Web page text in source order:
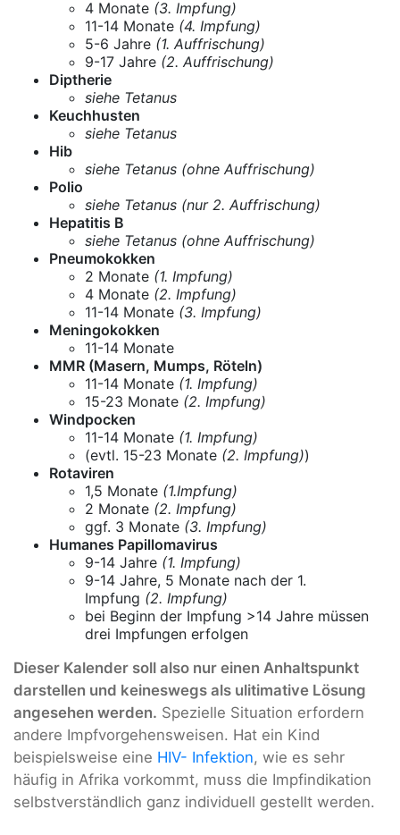
4 Monate (3. Impfung)
11-14 Monate (4. Impfung)
5-6 Jahre (1. Auffrischung)
9-17 Jahre (2. Auffrischung)
Diptherie
siehe Tetanus
Keuchhusten
siehe Tetanus
Hib
siehe Tetanus (ohne Auffrischung)
Polio
siehe Tetanus (nur 2. Auffrischung)
Hepatitis B
siehe Tetanus (ohne Auffrischung)
Pneumokokken
2 Monate (1. Impfung)
4 Monate (2. Impfung)
11-14 Monate (3. Impfung)
Meningokokken
11-14 Monate
MMR (Masern, Mumps, Röteln)
11-14 Monate (1. Impfung)
15-23 Monate (2. Impfung)
Windpocken
11-14 Monate (1. Impfung)
(evtl. 15-23 Monate (2. Impfung))
Rotaviren
1,5 Monate (1.Impfung)
2 Monate (2. Impfung)
ggf. 3 Monate (3. Impfung)
Humanes Papillomavirus
9-14 Jahre (1. Impfung)
9-14 Jahre, 5 Monate nach der 1.
Impfung (2. Impfung)
bei Beginn der Impfung >14 Jahre müssen
drei Impfungen erfolgen
Dieser Kalender soll also nur einen Anhaltspunkt
darstellen und keineswegs als ulitimative Lösung
angesehen werden. Spezielle Situation erfordern
andere Impfvorgehensweisen. Hat ein Kind
beispielsweise eine HIV- Infektion, wie es sehr
häufig in Afrika vorkommt, muss die Impfindikation
selbstverständlich ganz individuell gestellt werden.